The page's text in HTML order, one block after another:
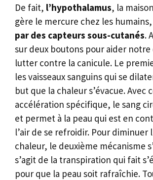
De fait, l’hypothalamus, la
gère le mercure chez les humains,
par des capteurs sous-cutanés.
sur deux boutons pour aider notre
lutter contre la canicule. Le
les vaisseaux sanguins qui se
but que la chaleur s’évacue. Avec
accélération spécifique, le sang
et permet à la peau qui est en
l’air de se refroidir. Pour diminuer
chaleur, le deuxième mécanisme
s’agit de la transpiration qui fait
pour que la peau soit rafraîchie.